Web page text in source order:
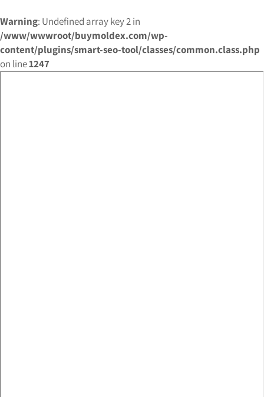
Warning: Undefined array key 2 in
/www/wwwroot/buymoldex.com/wp-
content/plugins/smart-seo-tool/classes/common.class.php
on line1247